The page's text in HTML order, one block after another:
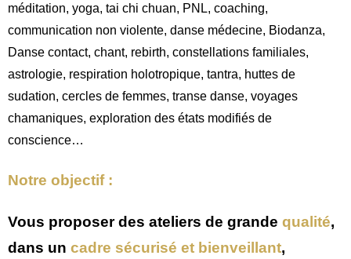
méditation, yoga, tai chi chuan, PNL, coaching,
communication non violente, danse médecine, Biodanza,
Danse contact, chant, rebirth, constellations familiales,
astrologie, respiration holotropique, tantra, huttes de
sudation, cercles de femmes, transe danse, voyages
chamaniques, exploration des états modifiés de
conscience…
Notre objectif :
Vous proposer des ateliers de grande qualité,
dans un cadre sécurisé et bienveillant,